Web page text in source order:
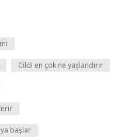
Cildi en çok ne yaşlandırır
başlar